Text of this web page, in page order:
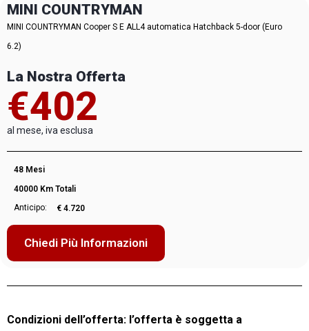
MINI COUNTRYMAN
MINI COUNTRYMAN Cooper S E ALL4 automatica Hatchback 5-door (Euro
6.2)
La Nostra Offerta
€402
al mese, iva esclusa
48 Mesi
40000 Km Totali
Anticipo:
€ 4.720
Chiedi Più Informazioni
Condizioni dell’offerta: l’offerta è soggetta a